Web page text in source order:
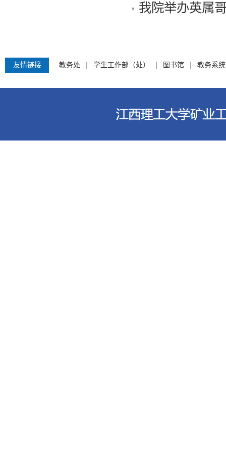
我院举办英属
友情链接 教务处 学生工作部（处） 图书馆 教务系统